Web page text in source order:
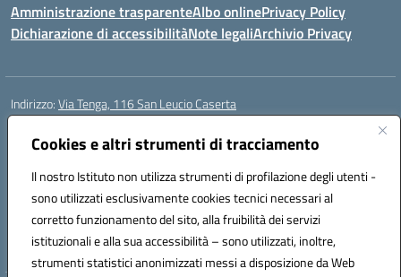
Cookies e altri strumenti di tracciamento
Il nostro Istituto non utilizza strumenti di profilazione degli utenti -
sono utilizzati esclusivamente cookies tecnici necessari al
corretto funzionamento del sito, alla fruibilità dei servizi
istituzionali e alla sua accessibilità – sono utilizzati, inoltre,
strumenti statistici anonimizzati messi a disposizione da Web
Amministrazione trasparenteAlbo onlinePrivacy Policy
Dichiarazione di accessibilitàNote legaliArchivio Privacy
Indirizzo:Via Tenga, 116 San Leucio Caserta
Centralino:
Posta elettronica certificata (PEC):ceis042009@pec.istruzione.it
Codice fiscale: 93098380616
Codice meccanografico:CEIS042009
Codice Indice delle Pubbliche Amministrazioni (IPA): islasleu
Codice unico di fatturazione (CUF): UFLTNX